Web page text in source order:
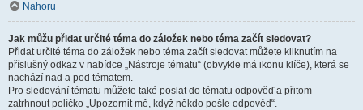
Nahoru
Jak můžu přidat určité téma do záložek nebo téma začít sledovat?
Přidat určité téma do záložek nebo téma začít sledovat můžete kliknutím na
příslušný odkaz v nabídce „Nástroje tématu“ (obvykle má ikonu klíče), která se
nachází nad a pod tématem.
Pro sledování tématu můžete také poslat do tématu odpověď a přitom
zatrhnout políčko „Upozornit mě, když někdo pošle odpověď“.